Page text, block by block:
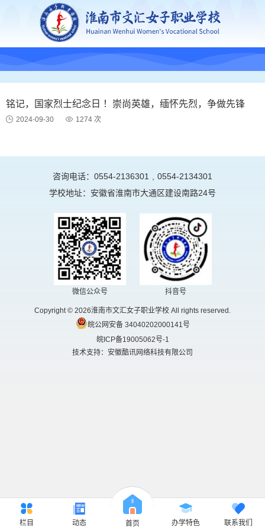
铭记，国家烈士纪念日 ！崇尚英雄，缅怀先烈，争做先锋
2024-09-30 1274 次
栏目 动态 首页 办学特色 联系我们
咨询电话：0554-2136301
0554-2134301
学校地址：安徽省淮南市大通区建设南路24号
微信公众号 抖音号
Copyright © 2026淮南市文汇女子职业学校 All rights reserved.
皖公网安备 34040202000141号
皖ICP备19005062号-1
技术支持：安徽酷讯网络科技有限公司